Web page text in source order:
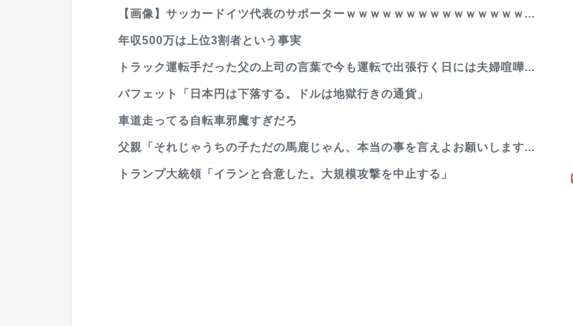
【画像】サッカードイツ代表のサポーターｗｗｗｗｗｗｗｗｗｗｗｗｗｗｗ...
年収500万は上位3割者という事実
トラック運転手だった父の上司の言葉で今も運転で出張行く日には夫婦喧嘩...
バフェット「日本円は下落する。ドルは地獄行きの通貨」
車道走ってる自転車邪魔すぎだろ
父親「それじゃうちの子ただの馬鹿じゃん、本当の事を言えよお願いします...
トランプ大統領「イランと合意した。大規模攻撃を中止する」